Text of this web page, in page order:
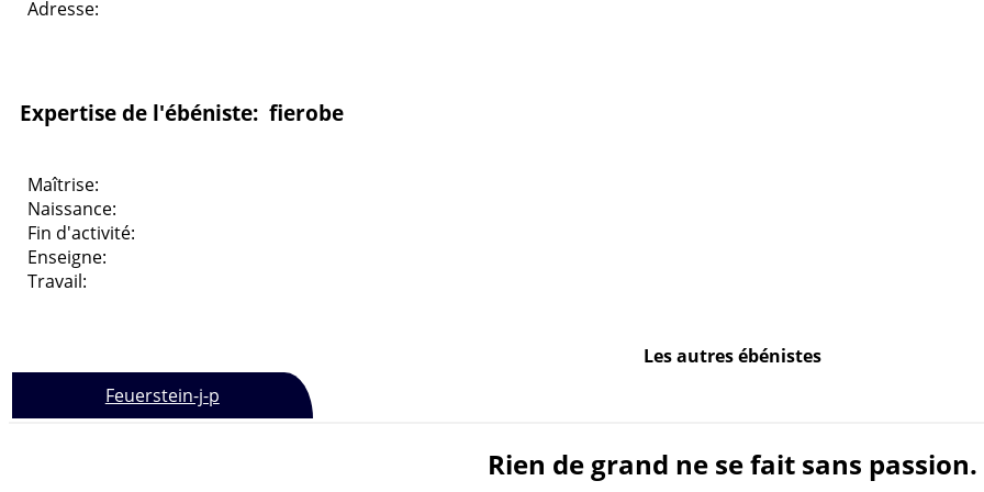
Adresse:
Expertise de l'ébéniste: fierobe
Maîtrise:
Naissance:
Fin d'activité:
Enseigne:
Travail:
Les autres ébénistes
Feuerstein-j-p
Rien de grand ne se fait sans passion.